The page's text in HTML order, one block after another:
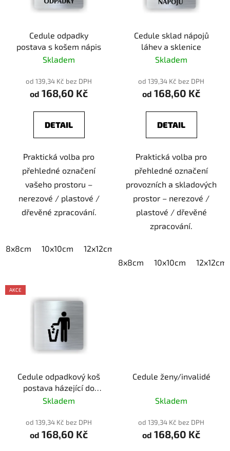
Cedule odpadky
postava s košem nápis
Skladem
od 139,34 Kč bez DPH
od 168,60 Kč
DETAIL
Praktická volba pro
přehledné označení
vašeho prostoru –
nerezové / plastové /
dřevěné zpracování.
8x8cm 10x10cm 12x12cm
Cedule sklad nápojů
láhev a sklenice
Skladem
od 139,34 Kč bez DPH
od 168,60 Kč
DETAIL
Praktická volba pro
přehledné označení
provozních a skladových
prostor – nerezové /
plastové / dřevěné
zpracování.
8x8cm 10x10cm 12x12cm
AKCE
Cedule odpadkový koš
postava házející do
koše
Skladem
od 139,34 Kč bez DPH
od 168,60 Kč
Cedule ženy/invalidé
Skladem
od 139,34 Kč bez DPH
od 168,60 Kč